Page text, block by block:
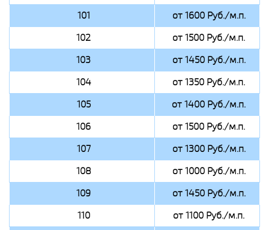
101
от 1600 Руб./м.п.
102
от 1500 Руб./м.п.
103
от 1450 Руб./м.п.
104
от 1350 Руб./м.п.
105
от 1400 Руб./м.п.
106
от 1500 Руб./м.п.
107
от 1300 Руб./м.п.
108
от 1000 Руб./м.п.
109
от 1450 Руб./м.п.
110
от 1100 Руб./м.п.